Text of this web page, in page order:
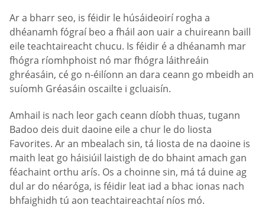
Ar a bharr seo, is féidir le húsáideoirí rogha a
dhéanamh fógraí beo a fháil aon uair a chuireann baill
eile teachtaireacht chucu. Is féidir é a dhéanamh mar
fhógra ríomhphoist nó mar fhógra láithreáin
ghréasáin, cé go n-éilíonn an dara ceann go mbeidh an
suíomh Gréasáin oscailte i gcluaisín.
Amhail is nach leor gach ceann díobh thuas, tugann
Badoo deis duit daoine eile a chur le do liosta
Favorites. Ar an mbealach sin, tá liosta de na daoine is
maith leat go háisiúil laistigh de do bhaint amach gan
féachaint orthu arís. Os a choinne sin, má tá duine ag
dul ar do néaróga, is féidir leat iad a bhac ionas nach
bhfaighidh tú aon teachtaireachtaí níos mó.